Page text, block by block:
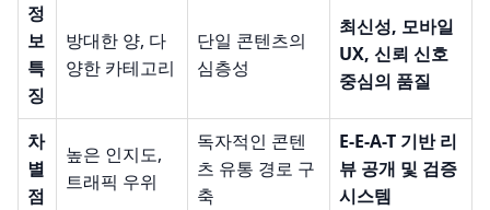
정
보
특
징
방대한 양, 다
양한 카테고리
단일 콘텐츠의
심층성
최신성, 모바일
UX, 신뢰 신호
중심의 품질
차
별
점
높은 인지도,
트래픽 우위
독자적인 콘텐
츠 유통 경로 구
축
E-E-A-T 기반 리
뷰 공개 및 검증
시스템